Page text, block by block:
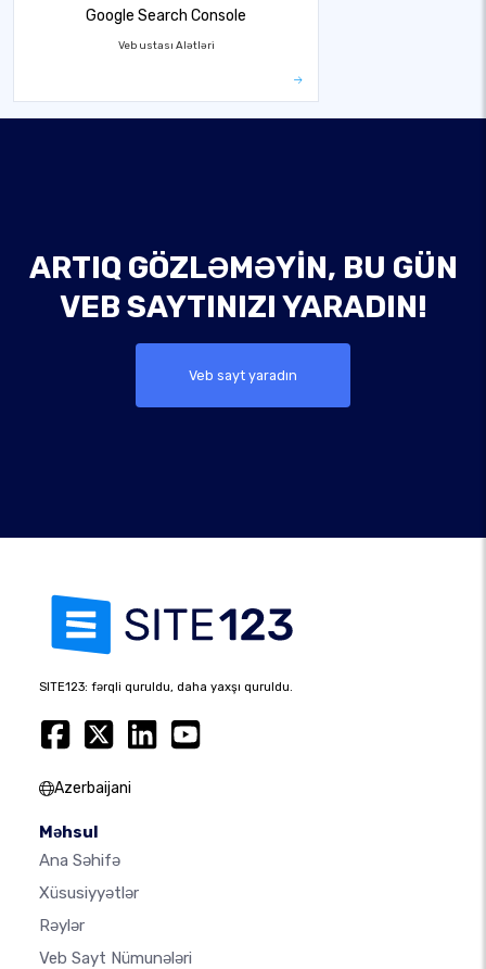
Google Search Console
Veb ustası Alətləri
ARTIQ GÖZLƏMƏYIN, BU GÜN
VEB SAYTINIZI YARADIN!
Veb sayt yaradın
SITE123: fərqli quruldu, daha yaxşı quruldu.
Azerbaijani
Məhsul
Ana Səhifə
Xüsusiyyətlər
Rəylər
Veb Sayt Nümunələri